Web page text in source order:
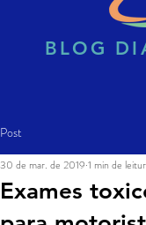
BLOG
Post
Exames
30 de mar. de 2019 1 min de